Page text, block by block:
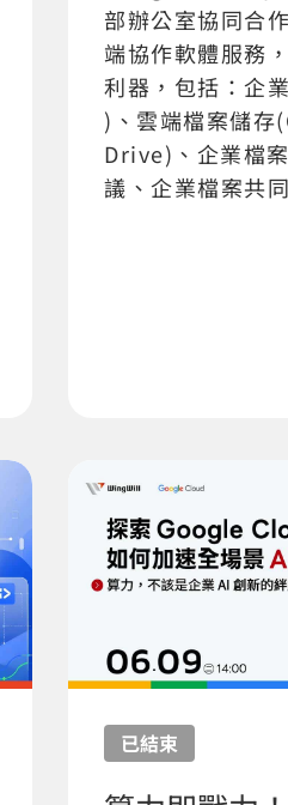
部辦公室協同合
端協作軟體服務
利器，包括：企
)、雲端檔案儲存
Drive)、企業檔
議、企業檔案共
已結束